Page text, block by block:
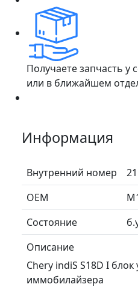
Получаете запчасть у
или в ближайшем
Информация
Внутренний номер
ОЕМ
Состояние
Описание
Chery indiS S18D I
иммобилайзера